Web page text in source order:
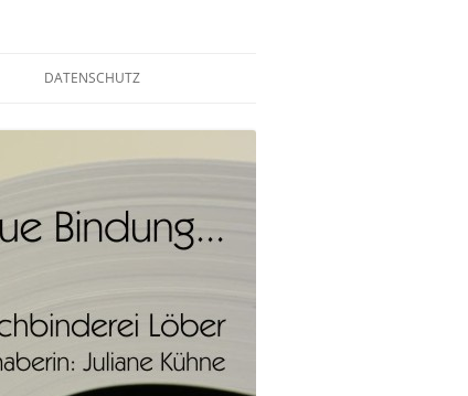
DATENSCHUTZ